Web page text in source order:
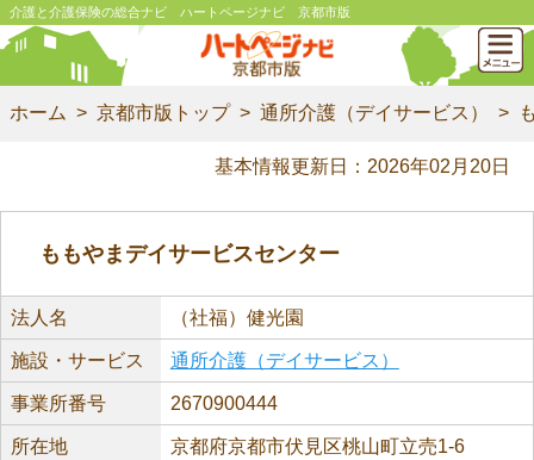
介護と介護保険の総合ナビ ハートページナビ 京都市版
ホーム 京都市版トップ 通所介護（デイサービス）
基本情報更新日：2026年02月20日
ももやまデイサービスセンター
法人名 （社福）健光園
施設・サービス 通所介護（デイサービス）
事業所番号 2670900444
所在地 京都府京都市伏見区桃山町立売1-6